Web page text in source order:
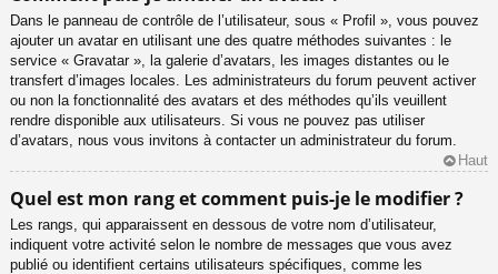
Dans le panneau de contrôle de l’utilisateur, sous « Profil », vous pouvez
ajouter un avatar en utilisant une des quatre méthodes suivantes : le
service « Gravatar », la galerie d’avatars, les images distantes ou le
transfert d’images locales. Les administrateurs du forum peuvent activer
ou non la fonctionnalité des avatars et des méthodes qu’ils veuillent
rendre disponible aux utilisateurs. Si vous ne pouvez pas utiliser
d’avatars, nous vous invitons à contacter un administrateur du forum.
Haut
Quel est mon rang et comment puis-je le modifier ?
Les rangs, qui apparaissent en dessous de votre nom d’utilisateur,
indiquent votre activité selon le nombre de messages que vous avez
publié ou identifient certains utilisateurs spécifiques, comme les